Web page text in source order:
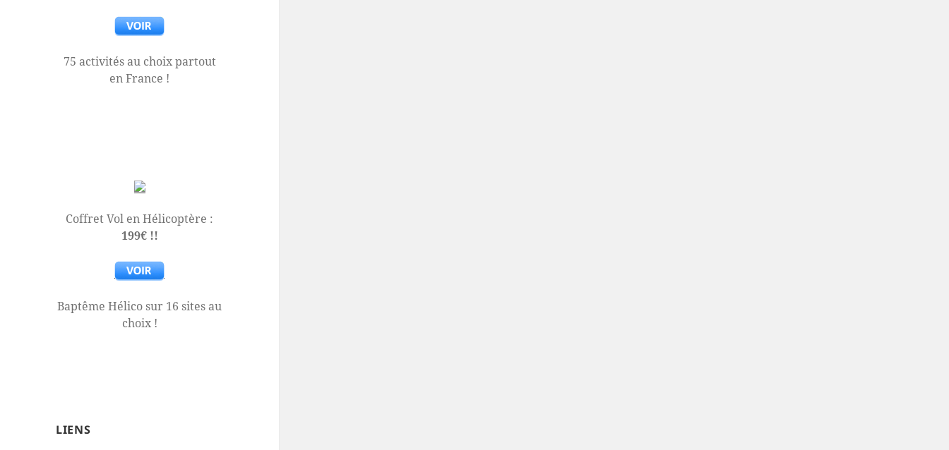
75 activités au choix partout
en France !
Coffret Vol en Hélicoptère :
199€ !!
Baptême Hélico sur 16 sites au
choix !
LIENS